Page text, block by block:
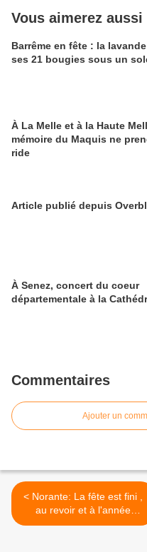
Vous aimerez aussi
Barrême en fête : la
ses 21 bougies sous un
À La Melle et à la Haute
mémoire du Maquis ne
ride
Article publié depuis
À Senez, concert du coeur
départementale à la
Commentaires
Ajouter un
< Norante: La fête est fini ,
au revoir et à l'année
prochaine